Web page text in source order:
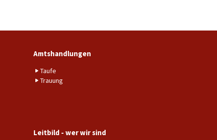
Amtshandlungen
Taufe
Trauung
Leitbild - wer wir sind